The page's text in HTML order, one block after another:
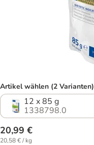
Artikel wählen (2 Varianten)
12 x 85 g
1338798.0
20,99 €
20,58 € / kg